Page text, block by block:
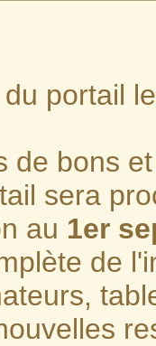
portail
de bons
sera
au 1er
de